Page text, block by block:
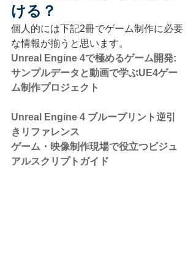
ける？
個人的には下記2冊でゲーム制作に必要
な情報が揃うと思います。
Unreal Engine 4で極めるゲーム開発:
サンプルデータと動画で学ぶUE4ゲー
ム制作プロジェクト
Unreal Engine 4 ブループリント逆引
きリファレンス
ゲーム・映像制作現場で役立つビジュ
アルスクリプトガイド